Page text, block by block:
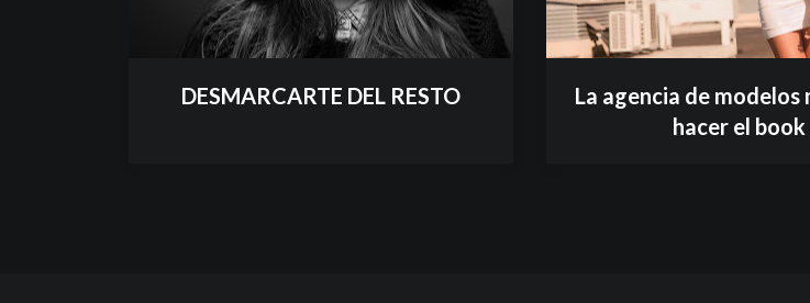
DESMARCARTE DEL RESTO
La agencia de modelos
hacer el book